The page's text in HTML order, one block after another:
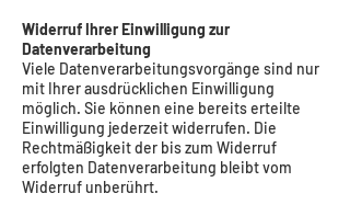
Widerruf Ihrer Einwilligung zur
Datenverarbeitung
Viele Datenverarbeitungsvorgänge sind nur
mit Ihrer ausdrücklichen Einwilligung
möglich. Sie können eine bereits erteilte
Einwilligung jederzeit widerrufen. Die
Rechtmäßigkeit der bis zum Widerruf
erfolgten Datenverarbeitung bleibt vom
Widerruf unberührt.